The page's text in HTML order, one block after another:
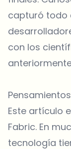
capturó todo
con los
Este artículo
Fabric. En
tecnología